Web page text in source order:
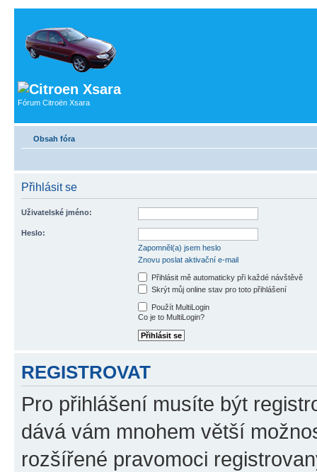
Fórum Citroën Xsara
Obsah fóra
Přihlásit se
Uživatelské jméno:
Heslo:
Zapomněl(a) jsem heslo
Znovu poslat aktivační e-mail
Přihlásit mě automaticky při každé návštěvě
Skrýt můj online stav pro toto přihlášení
Použít MultiLogin
Co je to MultiLogin?
REGISTROVAT
Pro přihlášení musíte být
dává vám mnohem větší
rozšířené pravomoci